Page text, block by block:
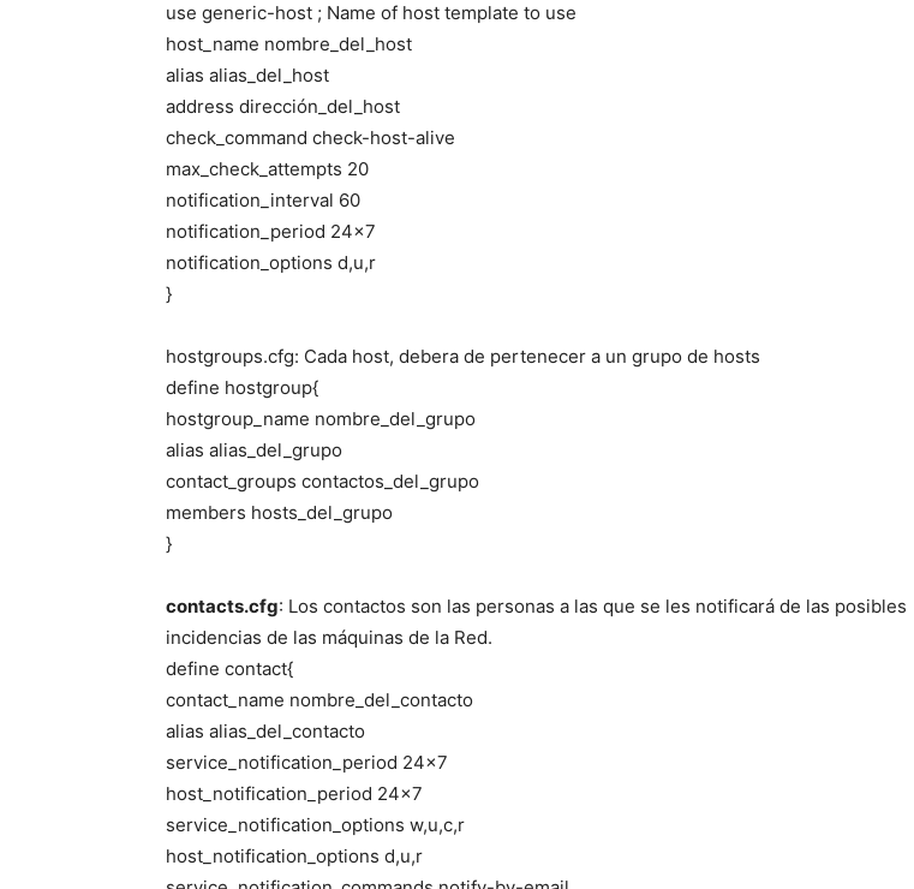
use generic-host ; Name of host template to use
host_name nombre_del_host
alias alias_del_host
address dirección_del_host
check_command check-host-alive
max_check_attempts 20
notification_interval 60
notification_period 24×7
notification_options d,u,r
}
hostgroups.cfg: Cada host, debera de pertenecer a un grupo de hosts
define hostgroup{
hostgroup_name nombre_del_grupo
alias alias_del_grupo
contact_groups contactos_del_grupo
members hosts_del_grupo
}
contacts.cfg: Los contactos son las personas a las que se les notificará de las posibles
incidencias de las máquinas de la Red.
define contact{
contact_name nombre_del_contacto
alias alias_del_contacto
service_notification_period 24×7
host_notification_period 24×7
service_notification_options w,u,c,r
host_notification_options d,u,r